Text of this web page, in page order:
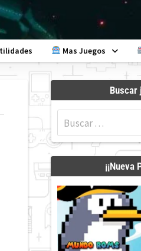
Mas Juegos
Buscar
¡¡Nueva